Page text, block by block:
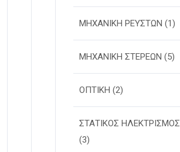
ΜΗΧΑΝΙΚΗ ΡΕΥΣΤΩΝ (1)
ΜΗΧΑΝΙΚΗ ΣΤΕΡΕΩΝ (5)
ΟΠΤΙΚΗ (2)
ΣΤΑΤΙΚΟΣ ΗΛΕΚΤΡΙΣΜΟΣ
(3)